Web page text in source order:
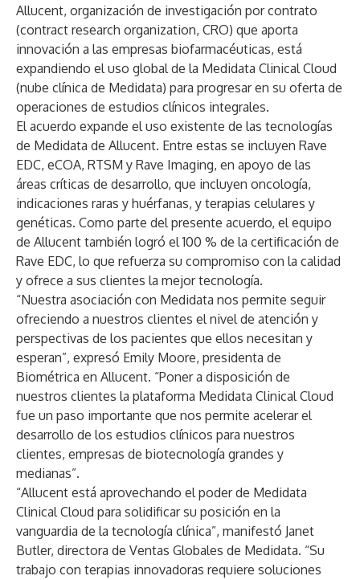
Allucent, organización de investigación por contrato
(contract research organization, CRO) que aporta
innovación a las empresas biofarmacéuticas, está
expandiendo el uso global de la Medidata Clinical Cloud
(nube clínica de Medidata) para progresar en su oferta de
operaciones de estudios clínicos integrales.
El acuerdo expande el uso existente de las tecnologías
de Medidata de Allucent. Entre estas se incluyen Rave
EDC, eCOA, RTSM y Rave Imaging, en apoyo de las
áreas críticas de desarrollo, que incluyen oncología,
indicaciones raras y huérfanas, y terapias celulares y
genéticas. Como parte del presente acuerdo, el equipo
de Allucent también logró el 100 % de la certificación de
Rave EDC, lo que refuerza su compromiso con la calidad
y ofrece a sus clientes la mejor tecnología.
“Nuestra asociación con Medidata nos permite seguir
ofreciendo a nuestros clientes el nivel de atención y
perspectivas de los pacientes que ellos necesitan y
esperan”, expresó Emily Moore, presidenta de
Biométrica en Allucent. “Poner a disposición de
nuestros clientes la plataforma Medidata Clinical Cloud
fue un paso importante que nos permite acelerar el
desarrollo de los estudios clínicos para nuestros
clientes, empresas de biotecnología grandes y
medianas”.
“Allucent está aprovechando el poder de Medidata
Clinical Cloud para solidificar su posición en la
vanguardia de la tecnología clínica”, manifestó Janet
Butler, directora de Ventas Globales de Medidata. “Su
trabajo con terapias innovadoras requiere soluciones